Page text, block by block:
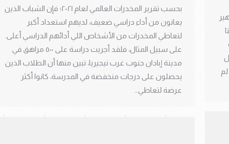
بحسب تقرير المخدرات العالمي لعام ٢٠٢١؛ فإن الشباب الذين
يعانون من أداء دراسي ضعيف، لديهم استعداد أكبر
لتعاطي المخدرات من الأشخاص اللي أدائهم الدراسي أعلى.
على سبيل المثال، فلقد أجريت دراسة على ٥٠٠ مراهق في
مدينة إبادان جنوب غرب نيجيريا، تبين منها أن الطلاب الذين
يحصلون على درجات منخفضة في المدرسة، كانوا أكثر
عرضة لتعاطي…